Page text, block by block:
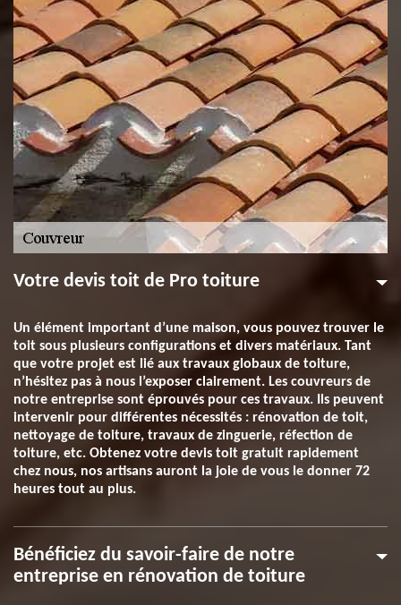
Votre devis toit de Pro toiture
Un élément important d’une maison, vous pouvez trouver le
toit sous plusieurs configurations et divers matériaux. Tant
que votre projet est lié aux travaux globaux de toiture,
n’hésitez pas à nous l’exposer clairement. Les couvreurs de
notre entreprise sont éprouvés pour ces travaux. Ils peuvent
intervenir pour différentes nécessités : rénovation de toit,
nettoyage de toiture, travaux de zinguerie, réfection de
toiture, etc. Obtenez votre devis toit gratuit rapidement
chez nous, nos artisans auront la joie de vous le donner 72
heures tout au plus.
Bénéficiez du savoir-faire de notre
entreprise en rénovation de toiture